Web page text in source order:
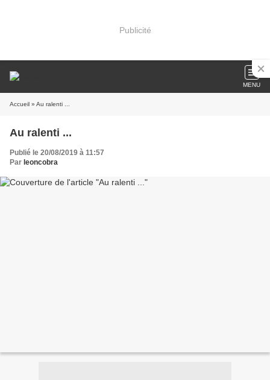
Publicité
MENU
Accueil » Au ralenti ...
Au ralenti ...
Publié le 20/08/2019 à 11:57
Par leoncobra